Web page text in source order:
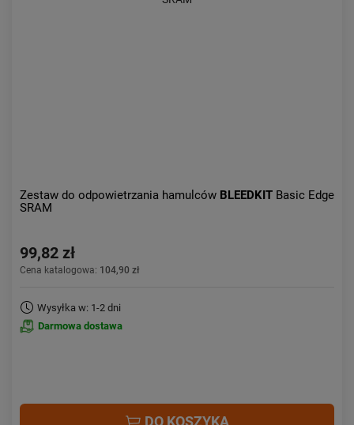
Zestaw do odpowietrzania hamulców BLEEDKIT Basic Edge
SRAM
99,82 zł
Cena katalogowa: 104,90 zł
Wysyłka w: 1-2 dni
Darmowa dostawa
DO KOSZYKA